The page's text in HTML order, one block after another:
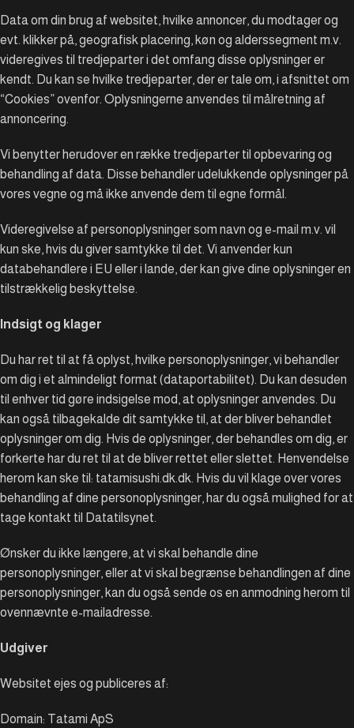
Data om din brug af websitet, hvilke annoncer, du modtager og
evt. klikker på, geografisk placering, køn og alderssegment m.v.
videregives til tredjeparter i det omfang disse oplysninger er
kendt. Du kan se hvilke tredjeparter, der er tale om, i afsnittet om
“Cookies” ovenfor. Oplysningerne anvendes til målretning af
annoncering.
Vi benytter herudover en række tredjeparter til opbevaring og
behandling af data. Disse behandler udelukkende oplysninger på
vores vegne og må ikke anvende dem til egne formål.
Videregivelse af personoplysninger som navn og e-mail m.v. vil
kun ske, hvis du giver samtykke til det. Vi anvender kun
databehandlere i EU eller i lande, der kan give dine oplysninger en
tilstrækkelig beskyttelse.
Indsigt og klager
Du har ret til at få oplyst, hvilke personoplysninger, vi behandler
om dig i et almindeligt format (dataportabilitet). Du kan desuden
til enhver tid gøre indsigelse mod, at oplysninger anvendes. Du
kan også tilbagekalde dit samtykke til, at der bliver behandlet
oplysninger om dig. Hvis de oplysninger, der behandles om dig, er
forkerte har du ret til at de bliver rettet eller slettet. Henvendelse
herom kan ske til: tatamisushi.dk.dk. Hvis du vil klage over vores
behandling af dine personoplysninger, har du også mulighed for at
tage kontakt til Datatilsynet.
Ønsker du ikke længere, at vi skal behandle dine
personoplysninger, eller at vi skal begrænse behandlingen af dine
personoplysninger, kan du også sende os en anmodning herom til
ovennævnte e-mailadresse.
Udgiver
Websitet ejes og publiceres af:
Domain: Tatami ApS